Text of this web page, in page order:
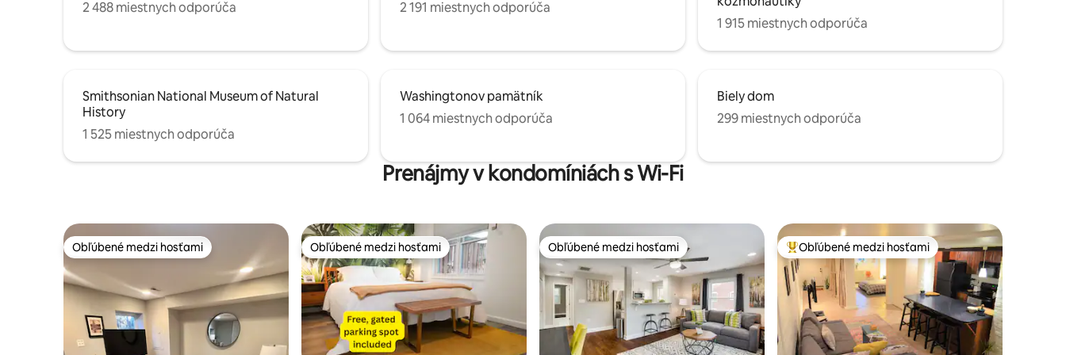
2 488 miestnych odporúča
2 191 miestnych odporúča
1 915 miestnych odporúča
Smithsonian National Museum of Natural
History
1 525 miestnych odporúča
Washingtonov pamätník
1 064 miestnych odporúča
Biely dom
299 miestnych odporúča
Prenájmy v kondomíniách s Wi-Fi
Obľúbené medzi hosťami
Obľúbené medzi hosťami Obľúbené medzi hosťami
Obľúbené medzi hosťami Obľúbené medzi hosťami
Obľúbené medzi hosťami Najobľúbenejšie medzi hosťami
Obľúbené medzi hosťami